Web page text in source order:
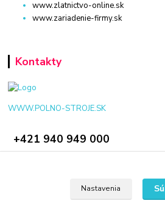
www.zlatnictvo-online.sk
www.zariadenie-firmy.sk
Kontakty
WWW.POLNO-STROJE.SK
+421 940 949 000
Nastavenia